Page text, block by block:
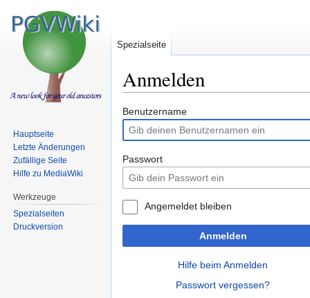
Anmelden
Zur
Navigation
springen
Zur
Suche
springen
Benutzername
Passwort
Angemeldet bleiben
Anmelden
Hilfe beim Anmelden
Passwort vergessen?
Spezialseite
Hauptseite
Letzte Änderungen
Zufällige Seite
Hilfe zu MediaWiki
Werkzeuge
Spezialseiten
Druckversion